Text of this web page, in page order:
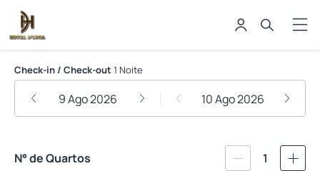
Hotel D'Luca
Check-in / Check-out 1 Noite
9 Ago 2026 10 Ago 2026
N° de Quartos 1